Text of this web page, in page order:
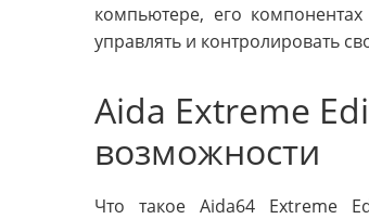
компьютере, его
управлять и контролировать
Aida Extreme
возможности
Что такое Aida64 Extreme